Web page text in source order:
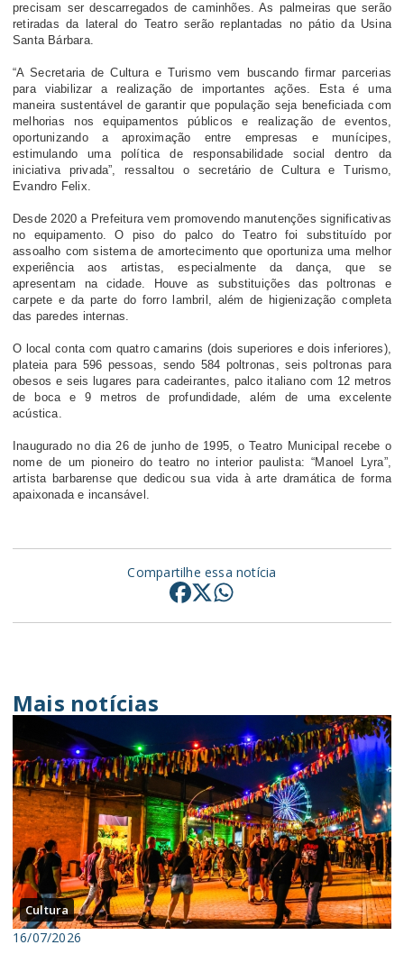
precisam ser descarregados de caminhões. As palmeiras que serão
retiradas da lateral do Teatro serão replantadas no pátio da Usina
Santa Bárbara.
“A Secretaria de Cultura e Turismo vem buscando firmar parcerias
para viabilizar a realização de importantes ações. Esta é uma
maneira sustentável de garantir que população seja beneficiada com
melhorias nos equipamentos públicos e realização de eventos,
oportunizando a aproximação entre empresas e munícipes,
estimulando uma política de responsabilidade social dentro da
iniciativa privada”, ressaltou o secretário de Cultura e Turismo,
Evandro Felix.
Desde 2020 a Prefeitura vem promovendo manutenções significativas
no equipamento. O piso do palco do Teatro foi substituído por
assoalho com sistema de amortecimento que oportuniza uma melhor
experiência aos artistas, especialmente da dança, que se
apresentam na cidade. Houve as substituições das poltronas e
carpete e da parte do forro lambril, além de higienização completa
das paredes internas.
O local conta com quatro camarins (dois superiores e dois inferiores),
plateia para 596 pessoas, sendo 584 poltronas, seis poltronas para
obesos e seis lugares para cadeirantes, palco italiano com 12 metros
de boca e 9 metros de profundidade, além de uma excelente
acústica.
Inaugurado no dia 26 de junho de 1995, o Teatro Municipal recebe o
nome de um pioneiro do teatro no interior paulista: “Manoel Lyra”,
artista barbarense que dedicou sua vida à arte dramática de forma
apaixonada e incansável.
Compartilhe essa notícia
Mais notícias
Cultura
16/07/2026